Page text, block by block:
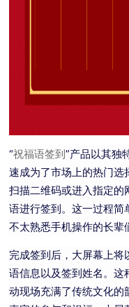
“祝福语签到”产品以其独
速成为了市场上的热门
扫描二维码或进入指定的
语进行签到。这一过程
不太熟悉手机操作的长辈
完成签到后，大屏幕上将
语信息以及签到姓名。
动现场充满了传统文化的